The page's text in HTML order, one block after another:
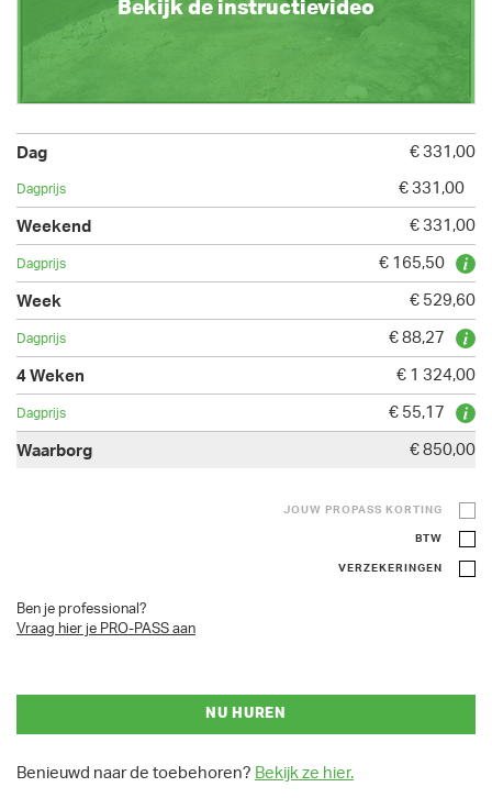
Bekijk de instructievideo
€ 331,00
€ 331,00
€ 331,00
€ 165,50
€ 529,60
€ 88,27
€ 1 324,00
€ 55,17
€ 850,00
JOUW PROPASS KORTING
BTW
VERZEKERINGEN
Ben je professional?
Vraag hier je PRO-PASS aan
NU HUREN
Benieuwd naar de toebehoren? Bekijk ze hier.